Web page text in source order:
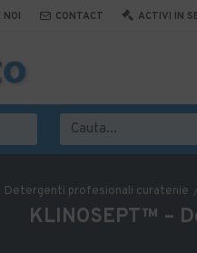
NOI CONTACT ACTIVI IN
Detergenti profesionali curatenie
KLINOSEPT™ –